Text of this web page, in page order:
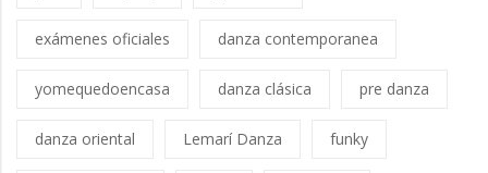
exámenes oficiales danza contemporanea
yomequedoencasa danza clásica pre danza
danza oriental Lemarí Danza funky